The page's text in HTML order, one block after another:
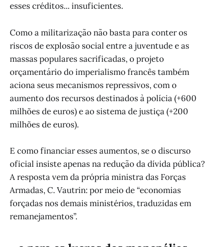
esses créditos... insuficientes.
Como a militarização não basta para conter os
riscos de explosão social entre a juventude e as
massas populares sacrificadas, o projeto
orçamentário do imperialismo francês também
aciona seus mecanismos repressivos, com o
aumento dos recursos destinados à polícia (+600
milhões de euros) e ao sistema de justiça (+200
milhões de euros).
E como financiar esses aumentos, se o discurso
oficial insiste apenas na redução da dívida pública?
A resposta vem da própria ministra das Forças
Armadas, C. Vautrin: por meio de “economias
forçadas nos demais ministérios, traduzidas em
remanejamentos”.